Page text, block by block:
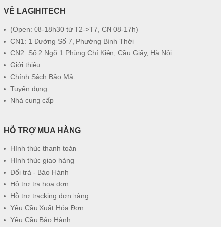
VỀ LAGIHITECH
(Open: 08-18h30 từ T2->T7, CN 08-17h)
CN1: 1 Đường Số 7, Phường Bình Thới
CN2: Số 2 Ngõ 1 Phùng Chí Kiên, Cầu Giấy, Hà Nội
Giới thiệu
Chính Sách Bảo Mật
Tuyển dụng
Nhà cung cấp
HỖ TRỢ MUA HÀNG
Hình thức thanh toán
Hình thức giao hàng
Đổi trả - Bảo Hành
Hỗ trợ tra hóa đơn
Hỗ trợ tracking đơn hàng
Yêu Cầu Xuất Hóa Đơn
Yêu Cầu Bảo Hành